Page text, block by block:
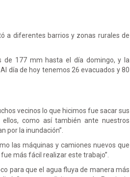
a diferentes barrios y zonas rurales de
de 177 mm hasta el día domingo, y la
día de hoy tenemos 26 evacuados y 80
vecinos lo que hicimos fue sacar sus
como así también ante nuestros
por la inundación”.
las máquinas y camiones nuevos que
más fácil realizar este trabajo”.
para que el agua fluya de manera más